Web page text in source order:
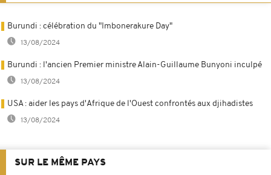
Burundi : célébration du "Imbonerakure Day"
13/08/2024
Burundi : l'ancien Premier ministre Alain-Guillaume Bunyoni inculpé
13/08/2024
USA : aider les pays d'Afrique de l'Ouest confrontés aux djihadistes
13/08/2024
SUR LE MÊME PAYS